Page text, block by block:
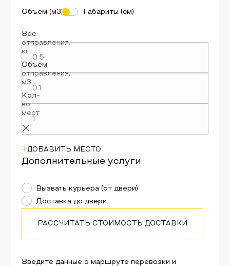
Введите данные о маршруте перевозки и
Объем (м3) Габариты (см)
Вес
отправления,
кг
Объём
отправления,
м3
Кол-
во
мест
+ДОБАВИТЬ МЕСТО
Дополнительные услуги
Вызвать курьера (от двери)
Доставка до двери
РАССЧИТАТЬ СТОИМОСТЬ ДОСТАВКИ